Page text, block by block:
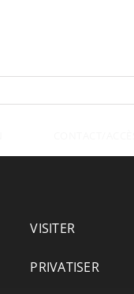
VISITER
PRIVATISER